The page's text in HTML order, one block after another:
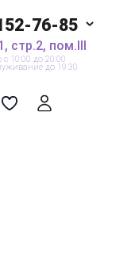
76-85
стр.2, пом.III
10:00 до 20:00
до 19:30